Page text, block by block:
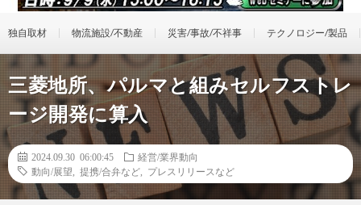
独自取材 物流施設/不動産 災害/事故/不祥事 テクノロジー/製品
三菱地所、パルマと組みセルフストレ
ージ開発に算入
2024.09.30 06:00:45
経営/業界動向
動向/展望
提携/合弁など プレスリリースなど